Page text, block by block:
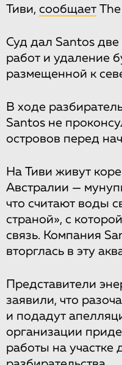
Тиви, сообщает
Суд дал Santos
работ и удаление
размещенной к
В ходе
Santos не
островов перед
На Тиви живут
Австралии —
что считают воды
страной», с
связь. Компания
вторглась в эту
Представители
заявили, что
и подадут
организации
работы на участке